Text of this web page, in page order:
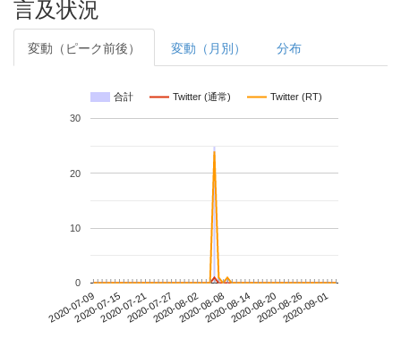
言及状況
変動（ピーク前後） 変動（月別） 分布
合計 Twitter (通常) Twitter (RT)
2020-07-092020-07-152020-07-212020-07-272020-08-022020-08-082020-08-142020-08-202020-08-262020-09-01
0
10
20
30